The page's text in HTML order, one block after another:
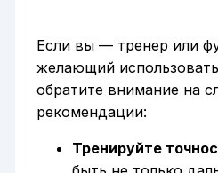
Если вы — тренер или
желающий
обратите внимание на
рекомендации:
Тренируйте